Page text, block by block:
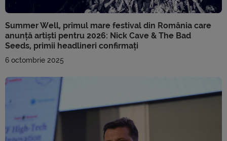
Summer Well, primul mare festival din România care
anunță artiști pentru 2026: Nick Cave & The Bad
Seeds, primii headlineri confirmați
6 octombrie 2025